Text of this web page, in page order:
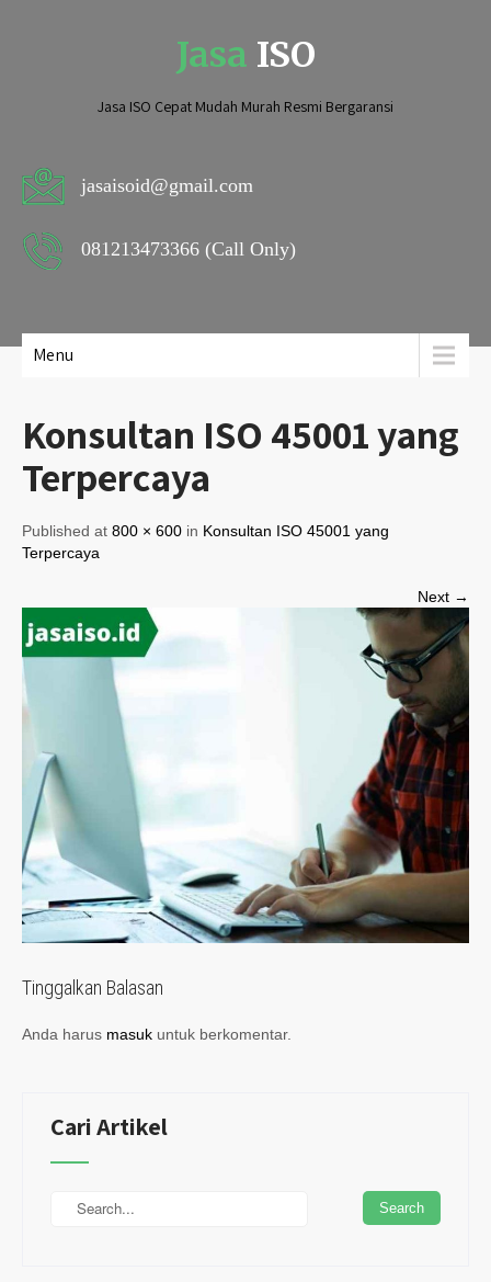
Jasa ISO
Jasa ISO Cepat Mudah Murah Resmi Bergaransi
jasaisoid@gmail.com
081213473366 (Call Only)
Menu
Konsultan ISO 45001 yang
Terpercaya
Published at 800 × 600 in Konsultan ISO 45001 yang
Terpercaya
Next →
Tinggalkan Balasan
Anda harus masuk untuk berkomentar.
Cari Artikel